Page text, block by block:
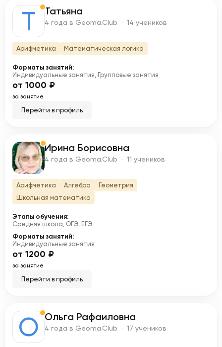
Т Татьяна
4 года в Geoma.Club · 14 учеников
Арифметика Математическая логика
Форматы занятий:
Индивидуальные занятия, Групповые занятия
от 1000 ₽
за занятие
Перейти в профиль
И Ирина Борисовна
4 года в Geoma.Club · 11 учеников
Арифметика Алгебра
Геометрия
Школьная математика
Этапы обучения:
Средняя школа, ОГЭ, ЕГЭ
Форматы занятий:
Индивидуальные занятия
от 1200 ₽
за занятие
Перейти в профиль
О Ольга Рафаиловна
4 года в Geoma.Club · 17 учеников